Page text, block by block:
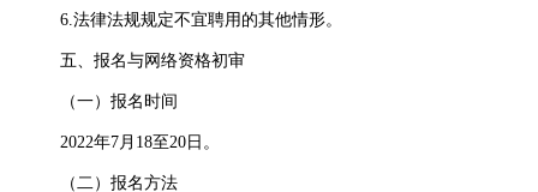
6.法律法规规定不宜聘用的其他情形。
五、报名与网络资格初审
（一）报名时间
2022年7月18至20日。
（二）报名方法